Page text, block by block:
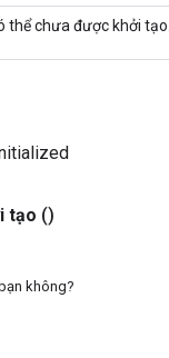
thể chưa được khởi
tạo ()
không?